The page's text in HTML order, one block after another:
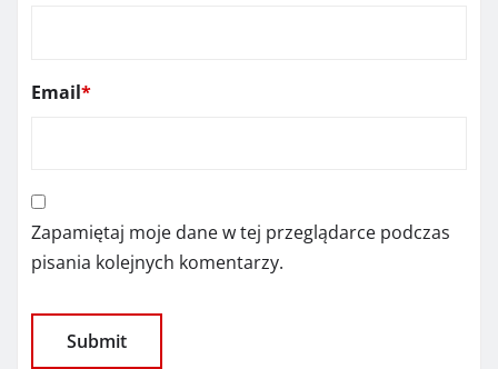
Email*
Zapamiętaj moje dane w tej przeglądarce podczas
pisania kolejnych komentarzy.